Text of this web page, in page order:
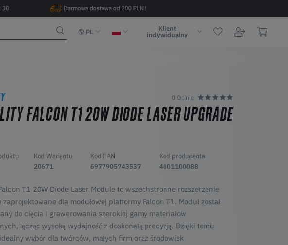
30 Darmowa dostawa od 200 PLN !
PL Klient
indywidualny
0 Opinie
FALCON T1 20W DIODE LASER UPGRADE
Kod Wariantu
20671
Kod EAN
6977905743537
Kod producenta
4001100088
T1 20W Diode Laser Module to wszechstronne rozszerzenie
zaprojektowane dla modułowej platformy Falcon T1. Moduł został
do cięcia i grawerowania szerokiej gamy materiałów
łącząc wysoką wydajność z doskonałą precyzją. Dzięki temu
wybór dla twórców, małych firm oraz środowisk